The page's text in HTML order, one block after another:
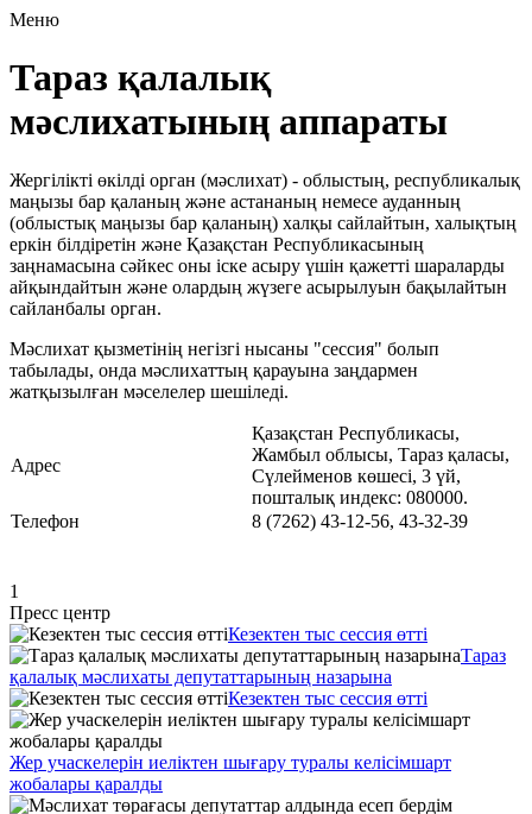
Меню
Тараз қалалық
мәслихатының аппараты
Жергілікті өкілді орган (мәслихат) - облыстың, республикалық
маңызы бар қаланың және астананың немесе ауданның
(облыстық маңызы бар қаланың) халқы сайлайтын, халықтың
еркін білдіретін және Қазақстан Республикасының
заңнамасына сәйкес оны іске асыру үшін қажетті шараларды
айқындайтын және олардың жүзеге асырылуын бақылайтын
сайланбалы орган.
Мәслихат қызметiнiң негiзгi нысаны
сессия
болып
табылады, онда мәслихаттың қарауына заңдармен
жатқызылған мәселелер шешiледi.
Адрес
Қазақстан Республикасы,
Жамбыл облысы, Тараз қаласы,
Сүлейменов көшесі, 3 үй,
пошталық индекс: 080000.
Телефон
8 (7262) 43-12-56, 43-32-39
1
Пресс центр
Кезектен тыс сессия өтті
Тараз
қалалық мәслихаты депутаттарының назарына
Кезектен тыс сессия өтті
Жер учаскелерін иеліктен шығару туралы келісімшарт
жобалары қаралды